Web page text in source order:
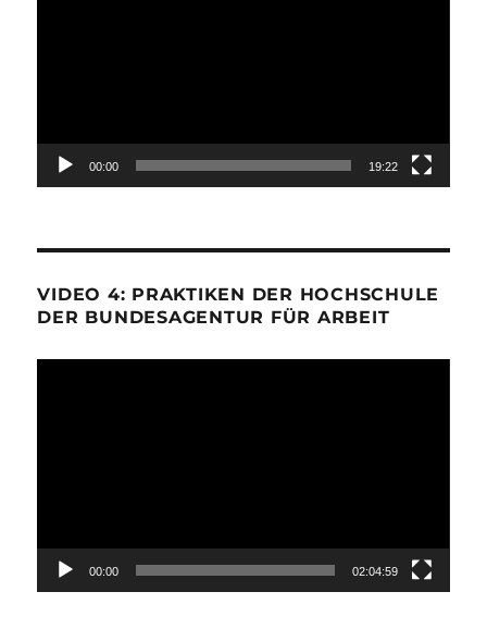
00:00 19:22
VIDEO 4: PRAKTIKEN DER HOCHSCHULE
DER BUNDESAGENTUR FÜR ARBEIT
00:00 02:04:59